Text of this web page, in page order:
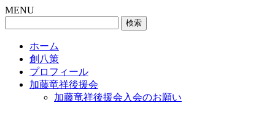
MENU
ホーム
創八策
プロフィール
加藤竜祥後援会
加藤竜祥後援会入会のお願い